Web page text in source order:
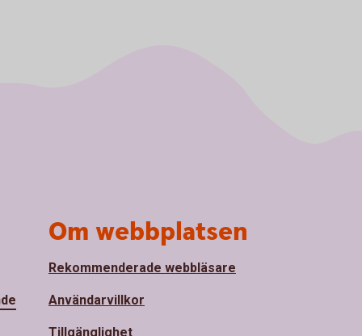
Om webbplatsen
Rekommenderade webbläsare
Användarvillkor
Tillgänglighet